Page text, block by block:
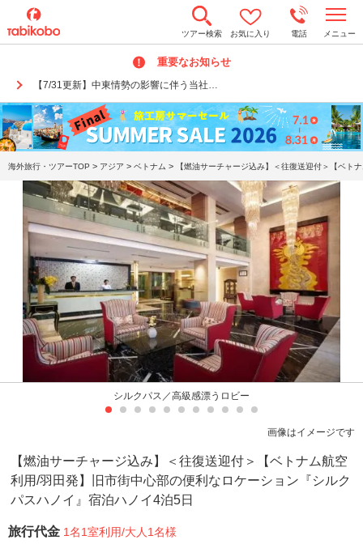
ツアー検索 お気に入り 電話 メニュー
重要なお知らせ
【7/31更新】中東情勢の影響に伴う当社…
o
n
a
v
i
g
a
t
i
o
海外旅行・ツアーTOP > アジア > ベトナム > 【燃油サーチャージ込み】＜往復送迎付＞【ベ
シルクパス／高級感漂うロビー
画像はイメージです
【燃油サーチャージ込み】＜往復送迎付＞【ベトナム航空
利用/羽田発】旧市街中心部の便利なロケーション『シルク
パスハノイ』宿泊ハノイ4泊5日
旅行代金 1名1室利用/大人1名様